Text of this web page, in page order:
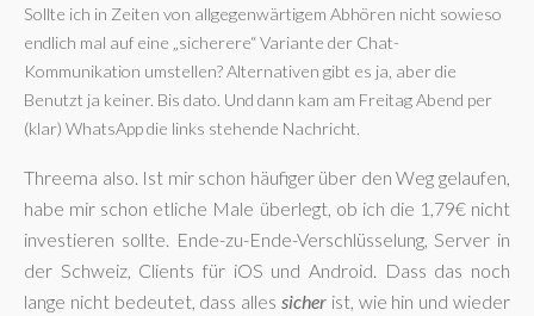
Sollte ich in Zeiten von allgegenwärtigem Abhören nicht sowieso
endlich mal auf eine „sicherere“ Variante der Chat-
Kommunikation umstellen? Alternativen gibt es ja, aber die
Benutzt ja keiner. Bis dato. Und dann kam am Freitag Abend per
(klar) WhatsApp die links stehende Nachricht.
Threema also. Ist mir schon häufiger über den Weg gelaufen,
habe mir schon etliche Male überlegt, ob ich die 1,79€ nicht
investieren sollte. Ende-zu-Ende-Verschlüsselung, Server in
der Schweiz, Clients für iOS und Android. Dass das noch
lange nicht bedeutet, dass alles sicher ist, wie hin und wieder